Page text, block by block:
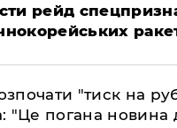
рейд
"тиск на
"Це погана новина